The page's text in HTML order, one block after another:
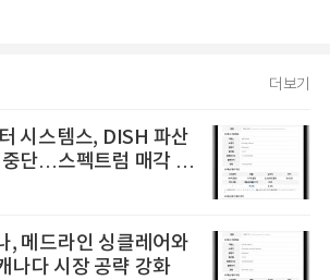
더보기
시스템스, DISH 파산
단…스펙트럼 매각 세
3분기 납부 예정
, 메드라인 싱클레어와
다 시장 공략 강화